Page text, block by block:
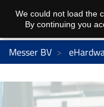
Messer BV
We could not load the
By continuing you